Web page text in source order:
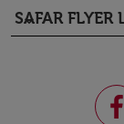
SAFAR FLYER
keyboard_arrow_down